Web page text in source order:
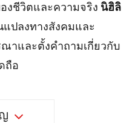
งชีวิตและความจริง นิฮิลิ
ปลงทางสังคมและ
ณาและตั้งคำถามเกี่ยวกับ
ถือ